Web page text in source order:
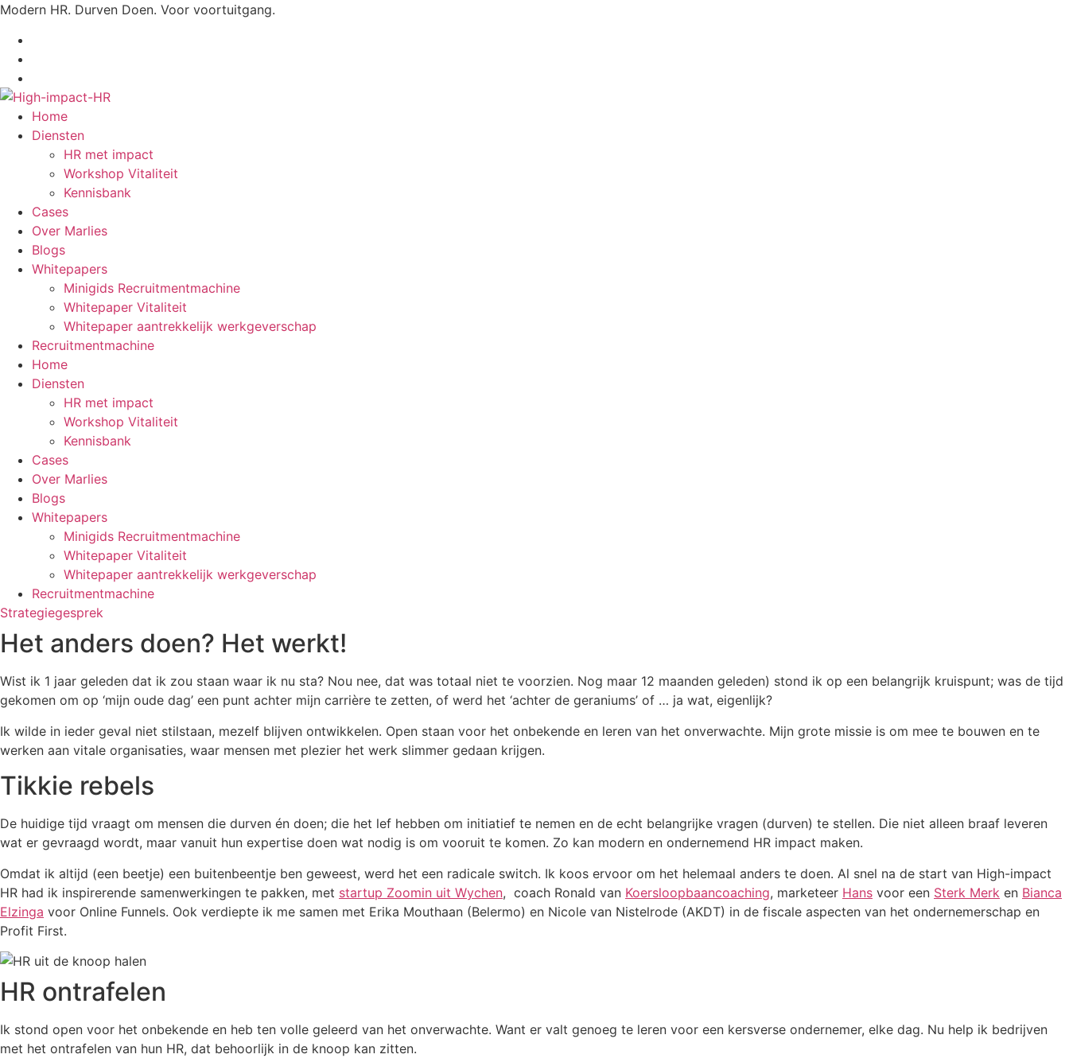
Ga
inhoud
Modern HR. Durven Doen. Voor voortuitgang.
Home
Diensten
HR met impact
Workshop Vitaliteit
Kennisbank
Cases
Over Marlies
Blogs
Whitepapers
Minigids Recruitmentmachine
Whitepaper Vitaliteit
Whitepaper aantrekkelijk werkgeverschap
Recruitmentmachine
Home
Diensten
HR met impact
Workshop Vitaliteit
Kennisbank
Cases
Over Marlies
Blogs
Whitepapers
Minigids Recruitmentmachine
Whitepaper Vitaliteit
Whitepaper aantrekkelijk werkgeverschap
Recruitmentmachine
Strategiegesprek
Het anders doen? Het werkt!
Wist ik 1 jaar geleden dat ik zou staan waar ik nu sta? Nou nee, dat was totaal niet te voorzien. Nog maar 12 maanden geleden) stond ik op een belangrijk kruispunt; was de tijd
gekomen om op ‘mijn oude dag’ een punt achter mijn carrière te zetten, of werd het ‘achter de geraniums’ of … ja wat, eigenlijk?
Ik wilde in ieder geval niet stilstaan, mezelf blijven ontwikkelen. Open staan voor het onbekende en leren van het onverwachte. Mijn grote missie is om mee te bouwen en te
werken aan vitale organisaties, waar mensen met plezier het werk slimmer gedaan krijgen.
Tikkie rebels
De huidige tijd vraagt om mensen die durven én doen; die het lef hebben om initiatief te nemen en de echt belangrijke vragen (durven) te stellen. Die niet alleen braaf leveren
wat er gevraagd wordt, maar vanuit hun expertise doen wat nodig is om vooruit te komen. Zo kan modern en ondernemend HR impact maken.
Omdat ik altijd (een beetje) een buitenbeentje ben geweest, werd het een radicale switch. Ik koos ervoor om het helemaal anders te doen. Al snel na de start van High-impact
HR had ik inspirerende samenwerkingen te pakken, met startup Zoomin uit Wychen, coach Ronald van Koersloopbaancoaching, marketeer Hans voor een Sterk Merk en Bianca
Elzinga voor Online Funnels. Ook verdiepte ik me samen met Erika Mouthaan (Belermo) en Nicole van Nistelrode (AKDT) in de fiscale aspecten van het ondernemerschap en
Profit First.
HR ontrafelen
Ik stond open voor het onbekende en heb ten volle geleerd van het onverwachte. Want er valt genoeg te leren voor een kersverse ondernemer, elke dag. Nu help ik bedrijven
met het ontrafelen van hun HR, dat behoorlijk in de knoop kan zitten.